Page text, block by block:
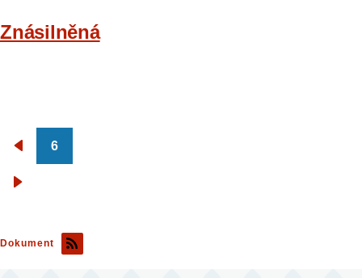
Znásilněná
Pagination
stránka
6
Dokument